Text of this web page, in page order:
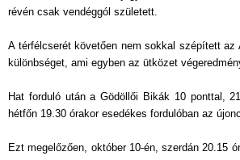
révén csak vendéggól született.
A térfélcserét követően nem sokkal szépített
különbséget, ami egyben az ütközet
Hat forduló után a Gödöllői Bikák 10 ponttal,
hétfőn 19.30 órakor esedékes fordulóban az
Ezt megelőzően, október 10-én, szerdán 20.15